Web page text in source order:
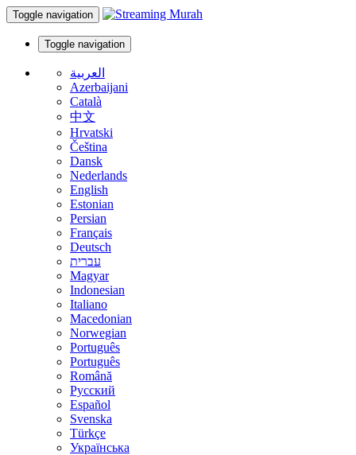
Toggle navigation
Toggle navigation
العربية
Azerbaijani
Català
中文
Hrvatski
Čeština
Dansk
Nederlands
English
Estonian
Persian
Français
Deutsch
עברית
Magyar
Indonesian
Italiano
Macedonian
Norwegian
Português
Português
Română
Русский
Español
Svenska
Türkçe
Українська